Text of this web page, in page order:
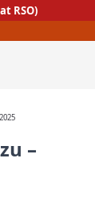
RSO)
–